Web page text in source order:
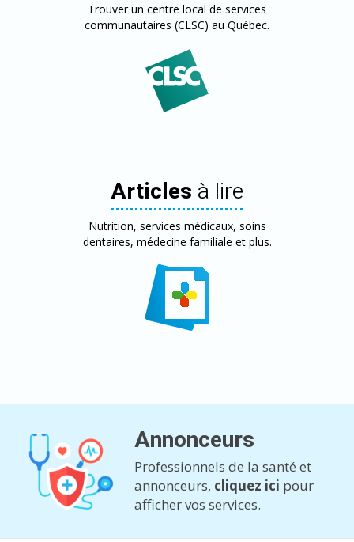
Trouver un centre local de services
communautaires (CLSC) au Québec.
Articles à lire
Nutrition, services médicaux, soins
dentaires, médecine familiale et plus.
Annonceurs
Professionnels de la santé et
annonceurs, cliquez ici pour
afficher vos services.